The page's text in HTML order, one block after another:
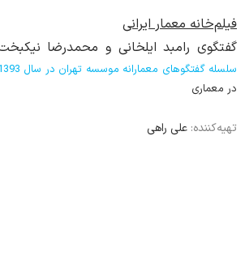
فیلم‌خانه معمار ایرانی
گفتگوی رامبد ایلخانی و محمدرضا
سلسله گفتگوهای معمارانه موسسه تهران در سال 1393
در معماری
تهیه‌کننده: علی راهی